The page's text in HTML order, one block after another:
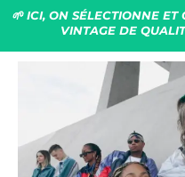
🌱 ICI, ON SÉLECTIONNE
VINTAGE DE